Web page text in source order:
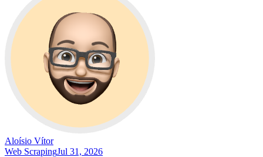
Aloísio Vítor
Web ScrapingJul 31, 2026